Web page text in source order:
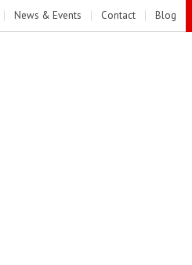
News & Events Contact Blog